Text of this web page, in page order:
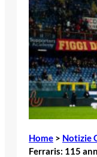
Home > Notizie
Ferraris: 115